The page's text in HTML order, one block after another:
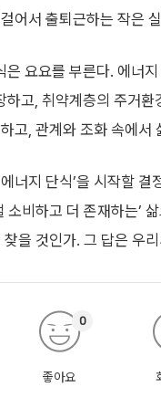
어서 출퇴근하는 작은
은 요요를 부른다. 에너
하고, 취약계층의 주거
하고, 관계와 조화 속에
너지 단식’을 시작할
소비하고 더 존재하는’
을 것인가. 그 답은 우
좋아요
0